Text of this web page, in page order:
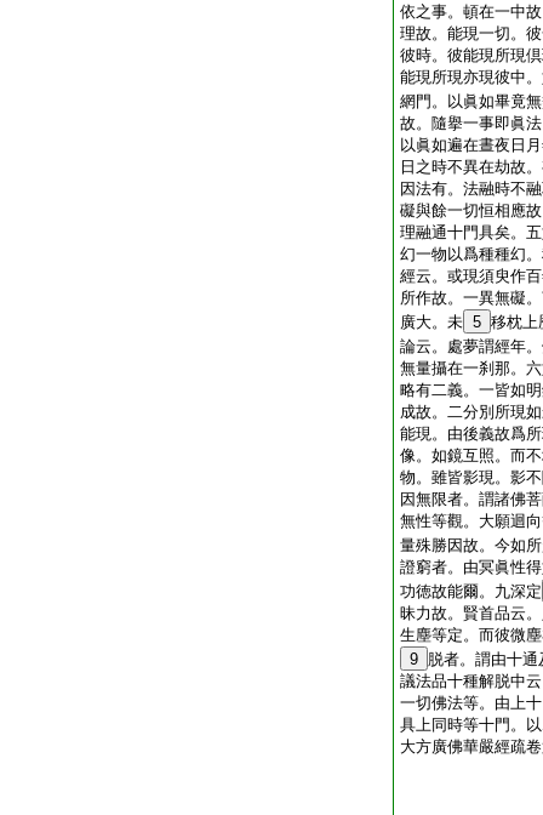
依之事。頓在一中
理故。能現一切。
彼時。彼能現所現
能現所現亦現彼中
網門。以眞如畢竟
故。隨擧一事即眞
以眞如遍在晝夜日
日之時不異在劫故
因法有。法融時不
礙與餘一切恒相應
理融通十門具矣。
幻一物以爲種種幻
經云。或現須臾作
所作故。一異無礙
廣大。未 5 移枕上
論云。處夢謂經年
無量攝在一刹那。
略有二義。一皆如
成故。二分別所現
能現。由後義故爲
像。如鏡互照。而
物。雖皆影現。影
因無限者。謂諸佛
無性等觀。大願迴
量殊勝因故。今如
證窮者。由冥眞性
功徳故能爾。九深定
昧力故。賢首品云
生塵等定。而彼微
9 脱者。謂由十
議法品十種解脱中
一切佛法等。由上
具上同時等十門。
大方廣佛華嚴經疏